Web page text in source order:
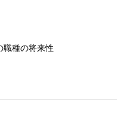
種の将来性